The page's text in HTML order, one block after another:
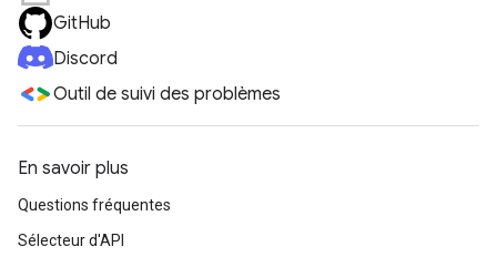
GitHub
Discord
Outil de suivi des problèmes
En savoir plus
Questions fréquentes
Sélecteur d'API